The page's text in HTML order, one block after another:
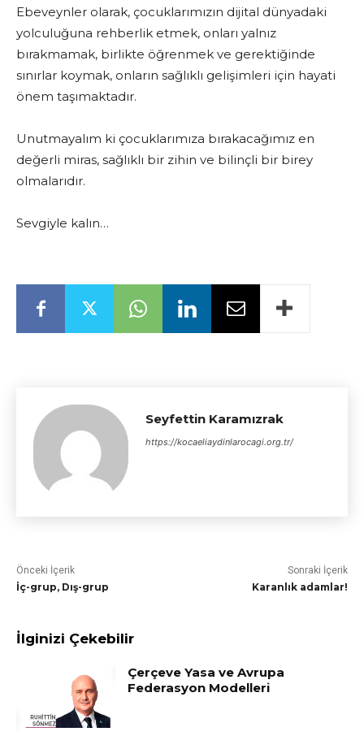
Ebeveynler olarak, çocuklarımızın dijital dünyadaki
yolculuğuna rehberlik etmek, onları yalnız
bırakmamak, birlikte öğrenmek ve gerektiğinde
sınırlar koymak, onların sağlıklı gelişimleri için hayati
önem taşımaktadır.
Unutmayalım ki çocuklarımıza bırakacağımız en
değerli miras, sağlıklı bir zihin ve bilinçli bir birey
olmalarıdır.
Sevgiyle kalın…
Seyfettin Karamızrak
https://kocaeliaydinlarocagi.org.tr/
Önceki İçerik
İç-grup, Dış-grup
Sonraki İçerik
Karanlık adamlar!
İlginizi Çekebilir
Çerçeve Yasa ve Avrupa
Federasyon Modelleri